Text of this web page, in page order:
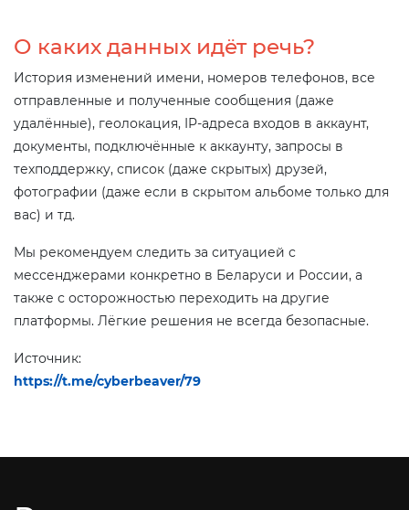
О каких данных идёт речь?
История изменений имени, номеров телефонов, все
отправленные и полученные сообщения (даже
удалённые), геолокация, IP-адреса входов в аккаунт,
документы, подключённые к аккаунту, запросы в
техподдержку, список (даже скрытых) друзей,
фотографии (даже если в скрытом альбоме только для
вас) и тд.
Мы рекомендуем следить за ситуацией с
мессенджерами конкретно в Беларуси и России, а
также с осторожностью переходить на другие
платформы. Лёгкие решения не всегда безопасные.
Источник:
https://t.me/cyberbeaver/79